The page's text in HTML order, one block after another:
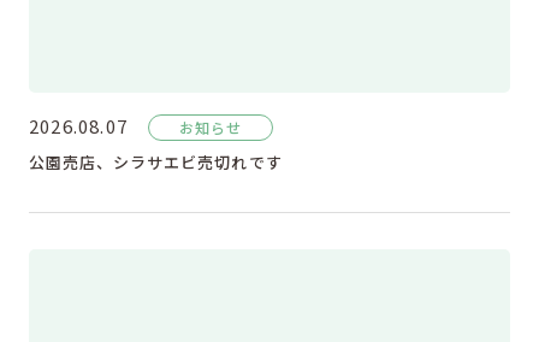
2026.08.07 お知らせ
公園売店、シラサエビ売切れです